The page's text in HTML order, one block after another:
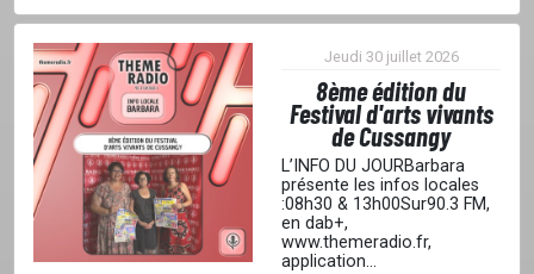
Jeudi 30 juillet 2026
8ème édition du
Festival d'arts vivants
de Cussangy
L’INFO DU JOURBarbara
présente les infos locales
:08h30 & 13h00Sur90.3 FM,
en dab+,
www.themeradio.fr,
application...